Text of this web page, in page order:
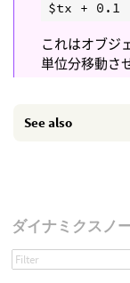
これはオブジ
単位分移動さ
See also
ダイナミクスノ